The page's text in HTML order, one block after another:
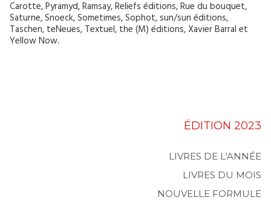
ÉDITION 2023
LIVRES DE L'ANNÉE
LIVRES DU MOIS
NOUVELLE FORMULE
Carotte, Pyramyd, Ramsay, Reliefs éditions, Rue du bouquet,
Saturne, Snoeck, Sometimes, Sophot, sun/sun éditions,
Taschen, teNeues, Textuel, the (M) éditions, Xavier Barral et
Yellow Now.